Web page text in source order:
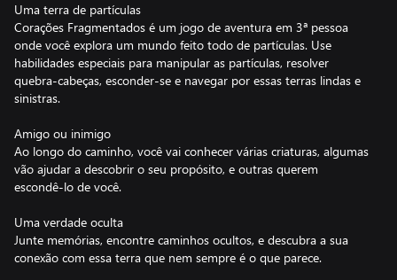
Uma terra de partículas
Corações Fragmentados é um jogo de aventura em 3ª pessoa
onde você explora um mundo feito todo de partículas. Use
habilidades especiais para manipular as partículas, resolver
quebra-cabeças, esconder-se e navegar por essas terras lindas e
sinistras.
Amigo ou inimigo
Ao longo do caminho, você vai conhecer várias criaturas, algumas
vão ajudar a descobrir o seu propósito, e outras querem
escondê-lo de você.
Uma verdade oculta
Junte memórias, encontre caminhos ocultos, e descubra a sua
conexão com essa terra que nem sempre é o que parece.